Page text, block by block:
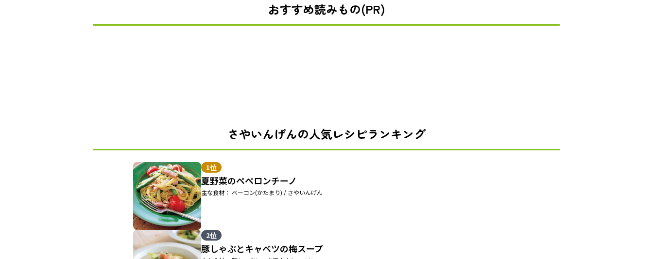
おすすめ読みもの(PR)
さやいんげんの人気レシピランキング
1位
夏野菜のペペロンチーノ
主な食材： ベーコン(かたまり) / さやいんげん
2位
豚しゃぶとキャベツの梅スープ